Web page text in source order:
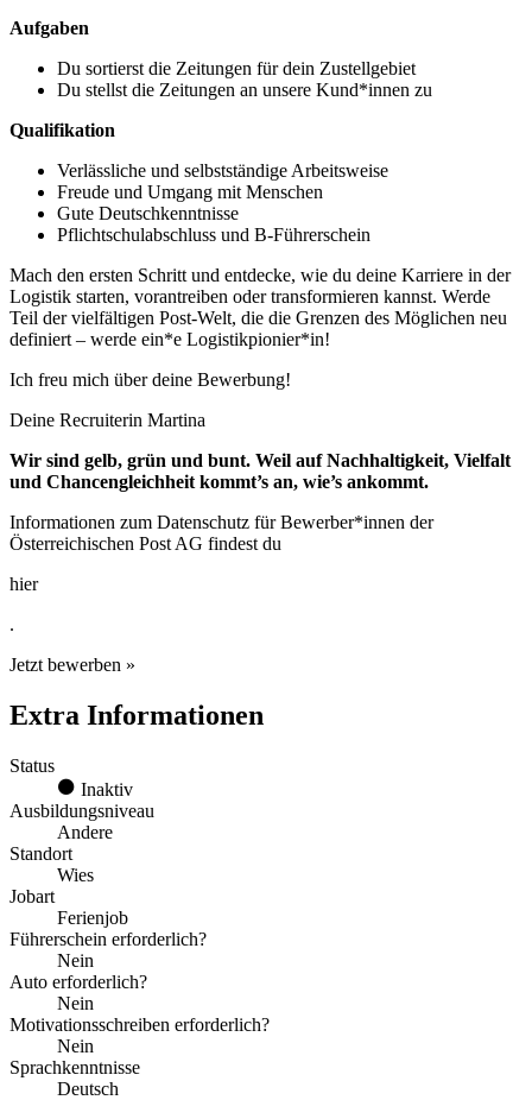
Aufgaben
Du sortierst die Zeitungen für dein Zustellgebiet
Du stellst die Zeitungen an unsere Kund*innen zu
Qualifikation
Verlässliche und selbstständige Arbeitsweise
Freude und Umgang mit Menschen
Gute Deutschkenntnisse
Pflichtschulabschluss und B-Führerschein
Mach den ersten Schritt und entdecke, wie du deine Karriere in der
Logistik starten, vorantreiben oder transformieren kannst. Werde
Teil der vielfältigen Post-Welt, die die Grenzen des Möglichen neu
definiert – werde ein*e Logistikpionier*in!
Ich freu mich über deine Bewerbung!
Deine Recruiterin Martina
Wir sind gelb, grün und bunt. Weil auf Nachhaltigkeit, Vielfalt
und Chancengleichheit kommt’s an, wie’s ankommt.
Informationen zum Datenschutz für Bewerber*innen der
Österreichischen Post AG findest du
hier
.
Jetzt bewerben »
Extra Informationen
Status
Inaktiv
Ausbildungsniveau
Andere
Standort
Wies
Jobart
Ferienjob
Führerschein erforderlich?
Nein
Auto erforderlich?
Nein
Motivationsschreiben erforderlich?
Nein
Sprachkenntnisse
Deutsch